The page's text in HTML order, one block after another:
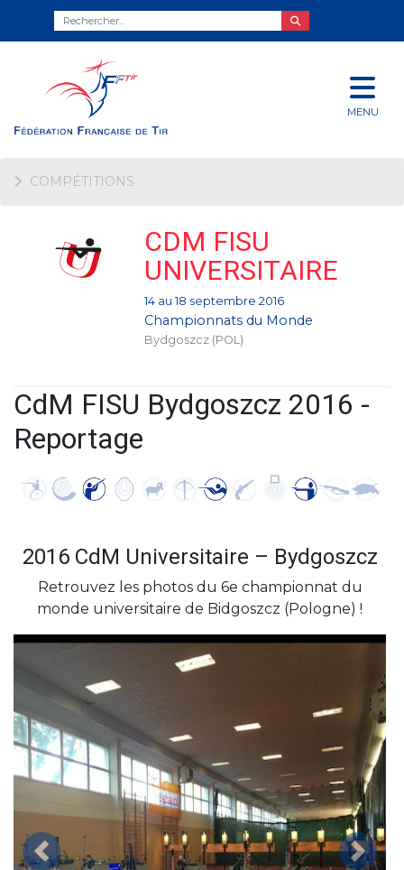
MENU
COMPÉTITIONS
CDM FISU
UNIVERSITAIRE
14 au 18 septembre 2016
Championnats du Monde
Bydgoszcz (POL)
CdM FISU Bydgoszcz 2016 -
Reportage
2016 CdM Universitaire – Bydgoszcz
Retrouvez les photos du 6e championnat du
monde universitaire de Bidgoszcz (Pologne) !
Précédent